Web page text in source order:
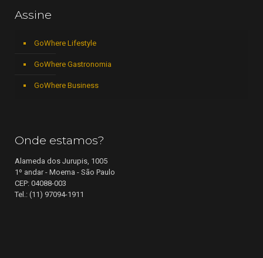
Assine
GoWhere Lifestyle
GoWhere Gastronomia
GoWhere Business
Onde estamos?
Alameda dos Jurupis, 1005
1º andar - Moema - São Paulo
CEP: 04088-003
Tel.: (11) 97094-1911